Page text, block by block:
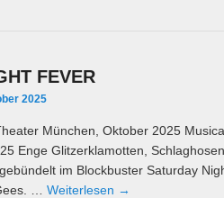
FEVER
2025
München, Oktober 2025
Enge Glitzerklamotten,
im Blockbuster Saturday
… Weiterlesen →